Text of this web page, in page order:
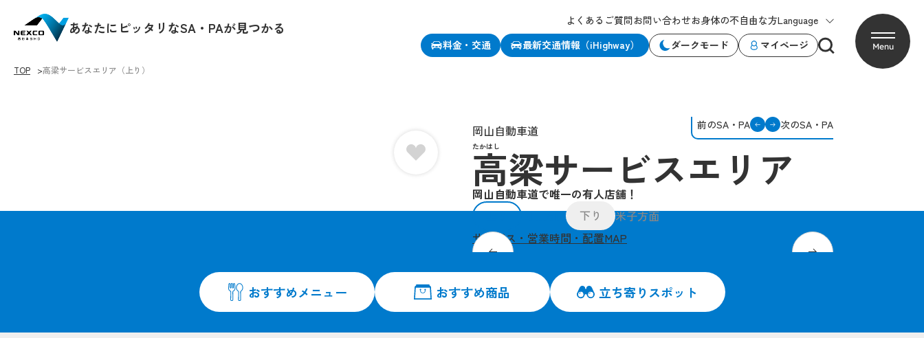
あなたにピッタリなSA・PAが見つかる よくあるご質問お問い合わせお身体の不自由な方Language
料金・交通
最新交通情報（iHighway） ダークモード マイページ Menu
TOP 高梁サービスエリア（上り）
岡山自動車道
高梁サービスエリア
たかはし
岡山自動車道で唯一の有人店舗！
上り
岡山方面 下り
米子方面
サービス・営業時間・配置MAP
城下町として発展した備中高梁の趣を感じてください 標高380ｍに位置するサー
前のSA・PA 次のSA・PA
おすすめメニュー おすすめ商品 立ち寄りスポット